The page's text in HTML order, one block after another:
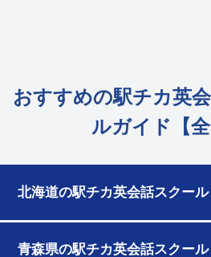
おすすめの駅チカ英
ルガイド【全
北海道の駅チカ英会話スクー
青森県の駅チカ英会話スクー